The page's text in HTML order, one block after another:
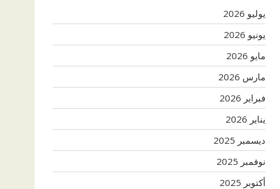
يوليو 2026
يونيو 2026
مايو 2026
مارس 2026
فبراير 2026
يناير 2026
ديسمبر 2025
نوفمبر 2025
أكتوبر 2025